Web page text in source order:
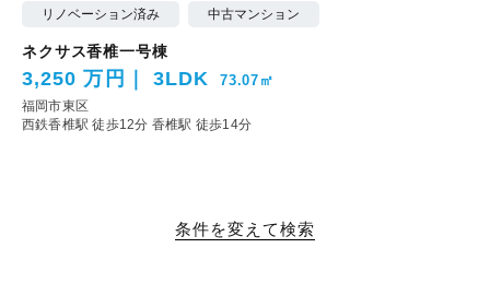
リノベーション済み 中古マンション
ネクサス香椎一号棟
3,250 万円 3LDK 73.07㎡
福岡市東区
西鉄香椎駅 徒歩12分 香椎駅 徒歩14分
条件を変えて検索